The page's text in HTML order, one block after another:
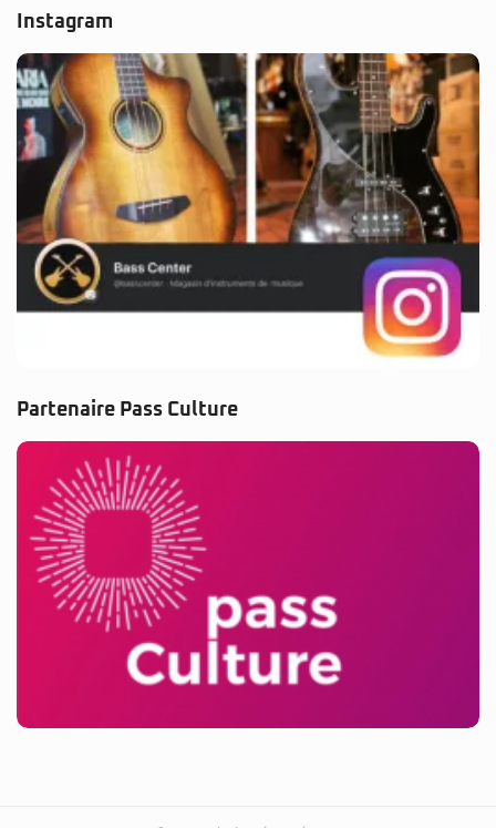
Partenaire Pass Culture
© 2025 BassCenter.fr. Tous droits réservés.